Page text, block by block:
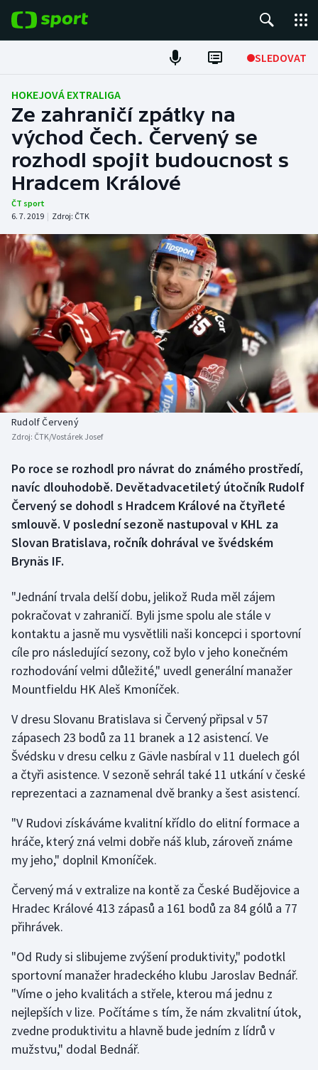
SLEDOVAT
Fotbal
Hokej
Tenis
Atletika
DALŠÍ SPORTY
Americký fotbal
Baseball a softbal
Basketbal
Biatlon
Boby a skeleton
Box
Curling
Florbal
Futsal
Golf
Gymnastika
Jezdectví
Judo
Lezení
Moderní pětiboj
Olympijské hry
Parasport
Plavání
NEPŘEHLÉDNĚTE
Soutěže
Historické návraty
Aplikace ČT sport
AZ kvíz
HOKEJOVÁ EXTRALIGA
Ze zahraničí zpátky na
východ Čech. Červený se
rozhodl spojit budoucnost s
Hradcem Králové
ČT sport
6. 7. 2019 | Zdroj: ČTK
Rudolf Červený
Zdroj: ČTK/Vostárek Josef
Po roce se rozhodl pro návrat do známého prostředí,
navíc dlouhodobě. Devětadvacetiletý útočník Rudolf
Červený se dohodl s Hradcem Králové na čtyřleté
smlouvě. V poslední sezoně nastupoval v KHL za
Slovan Bratislava, ročník dohrával ve švédském
Brynäs IF.
"Jednání trvala delší dobu, jelikož Ruda měl zájem
pokračovat v zahraničí. Byli jsme spolu ale stále v
kontaktu a jasně mu vysvětlili naši koncepci i sportovní
cíle pro následující sezony, což bylo v jeho konečném
rozhodování velmi důležité," uvedl generální manažer
Mountfieldu HK Aleš Kmoníček.
V dresu Slovanu Bratislava si Červený připsal v 57
zápasech 23 bodů za 11 branek a 12 asistencí. Ve
Švédsku v dresu celku z Gävle nasbíral v 11 duelech gól
a čtyři asistence. V sezoně sehrál také 11 utkání v české
reprezentaci a zaznamenal dvě branky a šest asistencí.
"V Rudovi získáváme kvalitní křídlo do elitní formace a
hráče, který zná velmi dobře náš klub, zároveň známe
my jeho," doplnil Kmoníček.
Červený má v extralize na kontě za České Budějovice a
Hradec Králové 413 zápasů a 161 bodů za 84 gólů a 77
přihrávek.
"Od Rudy si slibujeme zvýšení produktivity," podotkl
sportovní manažer hradeckého klubu Jaroslav Bednář.
"Víme o jeho kvalitách a střele, kterou má jednu z
nejlepších v lize. Počítáme s tím, že nám zkvalitní útok,
zvedne produktivitu a hlavně bude jedním z lídrů v
mužstvu," dodal Bednář.